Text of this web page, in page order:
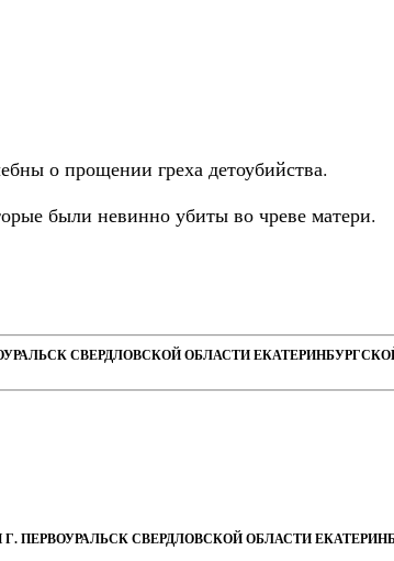
о прощении греха детоубийства.
были невинно убиты во чреве матери.
СВЕРДЛОВСКОЙ ОБЛАСТИ
ПЕРВОУРАЛЬСК СВЕРДЛОВСКОЙ ОБЛАСТИ